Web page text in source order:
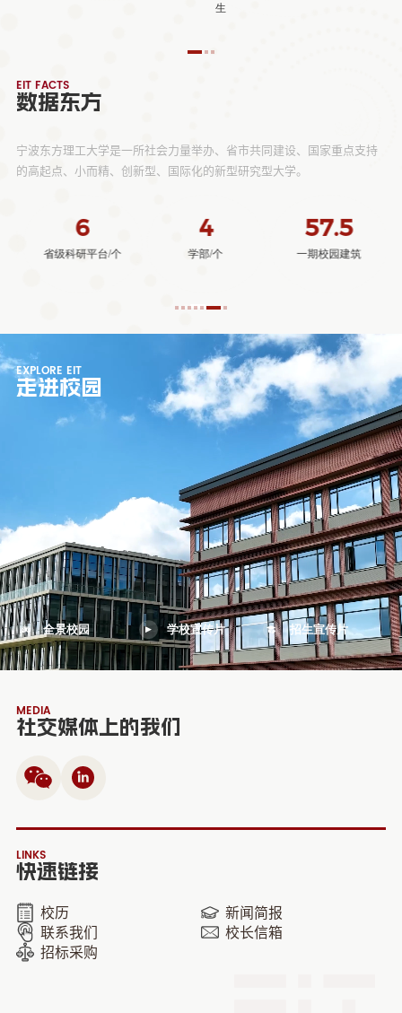
生
EIT FACTS
数据东方
宁波东方理工大学是一所社会力量举办、省市共同建设、国家重点支持
的高起点、小而精、创新型、国际化的新型研究型大学。
57.5
一期校园建筑
437
博士研究生/人
74
本科生/人
EXPLORE EIT
走进校园
全景校园 学校宣传片 招生宣传片
MEDIA
社交媒体上的我们
LINKS
快速链接
校历
新闻简报
联系我们
校长信箱
招标采购